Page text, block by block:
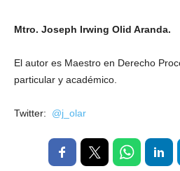
Mtro. Joseph Irwing Olid Aranda.
El autor es Maestro en Derecho
particular y académico.
Twitter: @j_olar